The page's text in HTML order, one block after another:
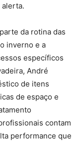
alerta.
da rotina das
inverno e a
específicos
André
de itens
de espaço e
contam
performance que